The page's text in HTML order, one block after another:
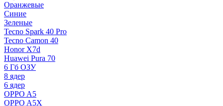
Оранжевые
Синие
Зеленые
Tecno Spark 40 Pro
Tecno Camon 40
Honor X7d
Huawei Pura 70
6 Гб ОЗУ
8 ядер
6 ядер
OPPO A5
OPPO A5X